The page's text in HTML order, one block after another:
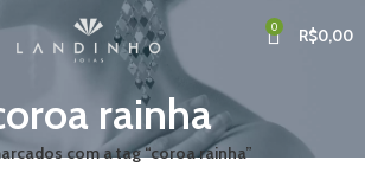
0 R$0,00
rainha
com a tag “coroa rainha”